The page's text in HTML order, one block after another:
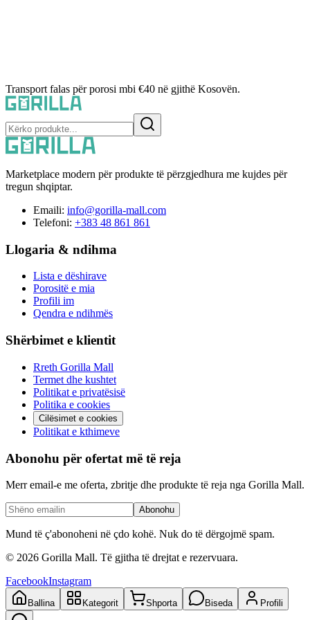
Transport falas për porosi mbi €40 në gjithë Kosovën.
Marketplace modern për produkte të përzgjedhura me kujdes për
tregun shqiptar.
Emaili: info@gorilla-mall.com
Telefoni: +383 48 861 861
Llogaria & ndihma
Lista e dëshirave
Porositë e mia
Profili im
Qendra e ndihmës
Shërbimet e klientit
Rreth Gorilla Mall
Termet dhe kushtet
Politikat e privatësisë
Politika e cookies
Cilësimet e cookies
Politikat e kthimeve
Abonohu për ofertat më të reja
Merr email-e me oferta, zbritje dhe produkte të reja nga Gorilla Mall.
Abonohu
Mund të ç'abonoheni në çdo kohë. Nuk do të dërgojmë spam.
© 2026 Gorilla Mall. Të gjitha të drejtat e rezervuara.
FacebookInstagram
Ballina Kategorit Shporta Biseda Profili